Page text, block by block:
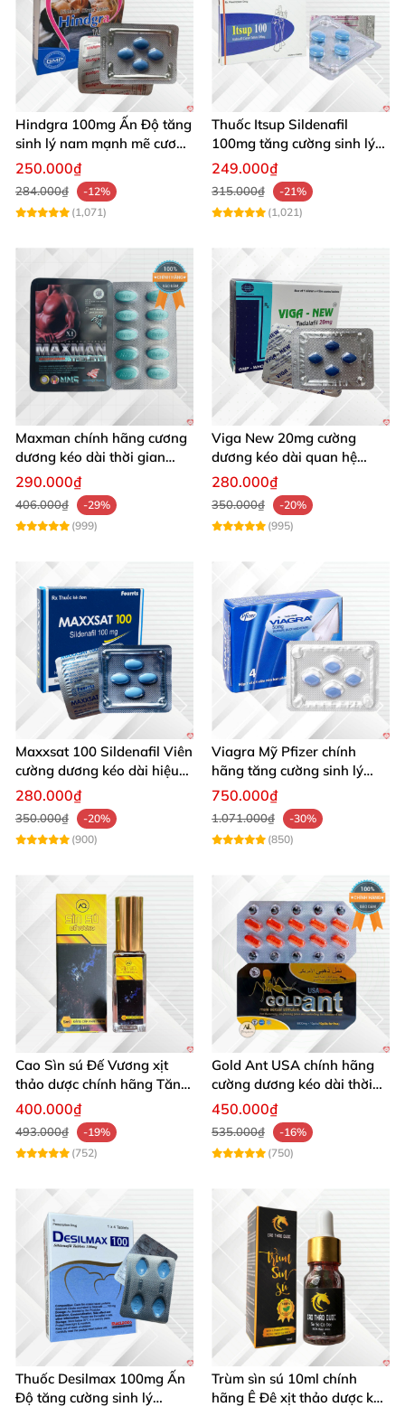
Hindgra 100mg Ấn Độ tăng
sinh lý nam mạnh mẽ cương
dương lâu
250.000₫
284.000₫
-12%
(1,071)
Thuốc Itsup Sildenafil
100mg tăng cường sinh lý
kéo dài thời gian cho nam
249.000₫
315.000₫
-21%
(1,021)
Maxman chính hãng cương
dương kéo dài thời gian
chống xuất tinh sớm hộp 10
290.000₫
406.000₫
-29%
(999)
Viga New 20mg cường
dương kéo dài quan hệ
chống xuất tinh sớm hộp 4
280.000₫
350.000₫
-20%
(995)
Maxxsat 100 Sildenafil Viên
cường dương kéo dài hiệu
quả nam giới
280.000₫
350.000₫
-20%
(900)
Viagra Mỹ Pfizer chính
hãng tăng cường sinh lý
nam, kéo dài hiệu quả
750.000₫
1.071.000₫
-30%
(850)
Cao Sìn sú Đế Vương xịt
thảo dược chính hãng Tăng
cường sinh lực tốt
400.000₫
493.000₫
-19%
(752)
Gold Ant USA chính hãng
cường dương kéo dài thời
gian - Kiến Vàng Đen Tây
450.000₫
535.000₫
-16%
(750)
Thuốc Desilmax 100mg Ấn
Độ tăng cường sinh lý
Trùm sìn sú 10ml chính
hãng Ê Đê xịt thảo dược kéo